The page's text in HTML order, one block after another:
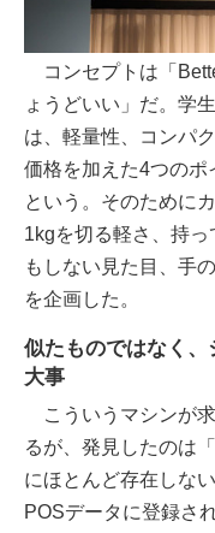
コンセプトは「
ょうどいい」だ。学
は、軽量性、コンパ
価格を加えた4つの
という。そのために
1kgを切る軽さ、持
もしない見た目、手
を企画した。
似たものではなく
大事
こういうマシンが
るが、発見したのは
にほとんど存在しな
POSデータに登録さ